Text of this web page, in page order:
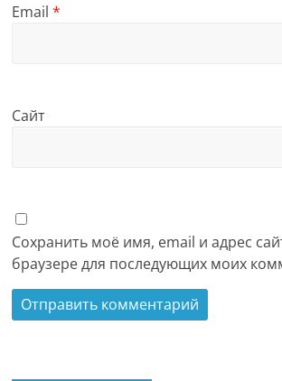
Email*
Сайт
Сохранить моё имя, email и адрес
браузере для последующих моих